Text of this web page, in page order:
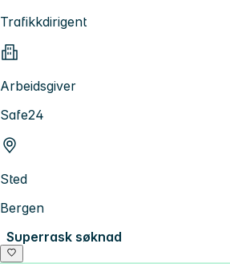
Trafikkdirigent
Arbeidsgiver
Safe24
Sted
Bergen
Superrask søknad